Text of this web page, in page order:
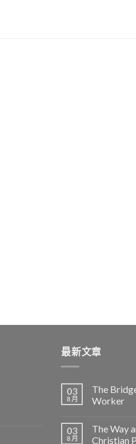
最新文章
03
8 月
The
Worker
03
8 月
The Way
Christian